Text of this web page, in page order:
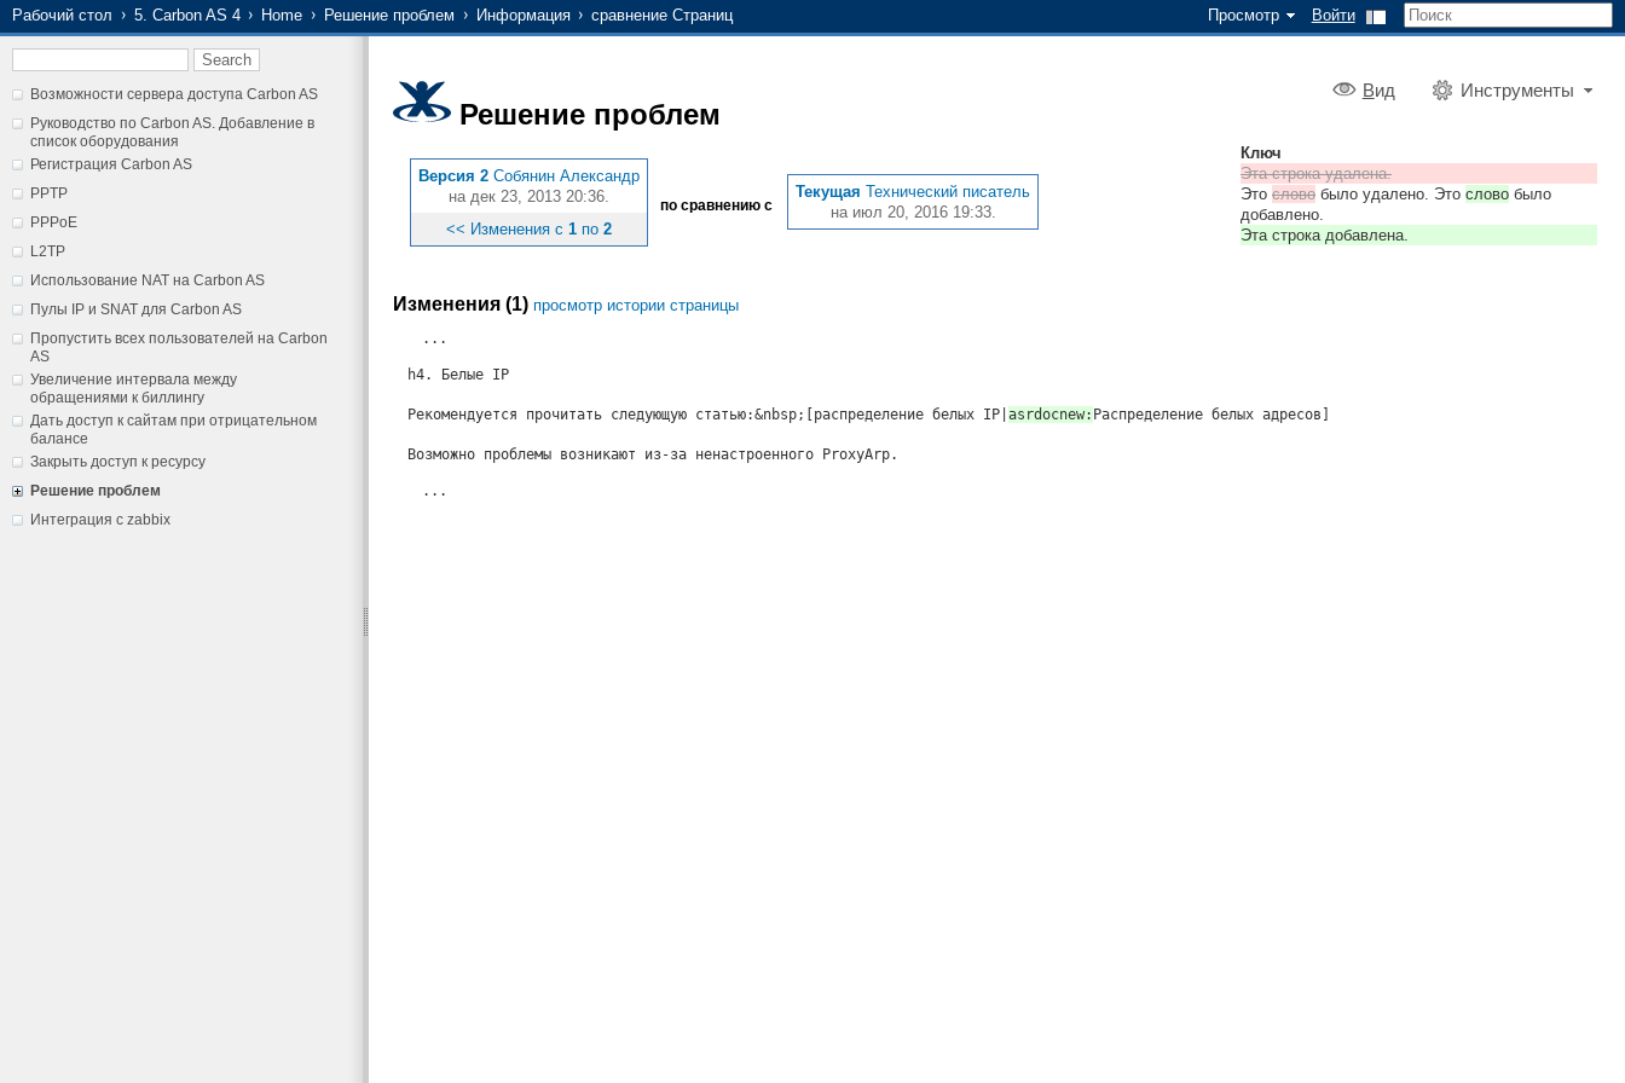
Просмотр Войти
Рабочий стол 5. Carbon AS 4 Home Решение проблем Информация сравнение Страниц
Возможности сервера доступа Carbon AS
Руководство по Carbon AS. Добавление в
список оборудования
Регистрация Carbon AS
PPTP
PPPoE
L2TP
Использование NAT на Carbon AS
Пулы IP и SNAT для Carbon AS
Пропустить всех пользователей на Carbon
AS
Увеличение интервала между
обращениями к биллингу
Дать доступ к сайтам при отрицательном
балансе
Закрыть доступ к ресурсу
Решение проблем
Интеграция с zabbix
Вид Инструменты
Решение проблем
Версия 2 Собянин Александр
на дек 23, 2013 20:36.
<< Изменения с 1 по 2
по сравнению с
Текущая Технический писатель
на июл 20, 2016 19:33.
Ключ
Эта строка удалена.
Это слово было удалено. Это слово было
добавлено.
Эта строка добавлена.
Изменения (1) просмотр истории страницы
...
h4. Белые IP
Рекомендуется прочитать следующую статью:&nbsp;[распределение белых IP| asrdocnew: Распределение белых адресов]
Возможно проблемы возникают из-за ненастроенного ProxyArp.
...